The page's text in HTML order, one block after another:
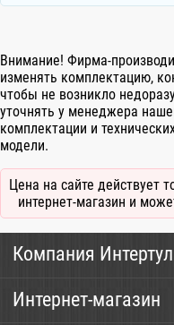
Внимание! Фирма-
изменять комплектацию,
чтобы не возникло
уточнять у менеджера
комплектации и
модели.
Цена на сайте действует
интернет-магазин и
Компания Интертул
Новости
Интернет-магазин